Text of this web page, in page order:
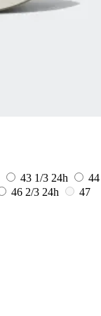
43 1/3 24h
44
46 2/3 24h
47